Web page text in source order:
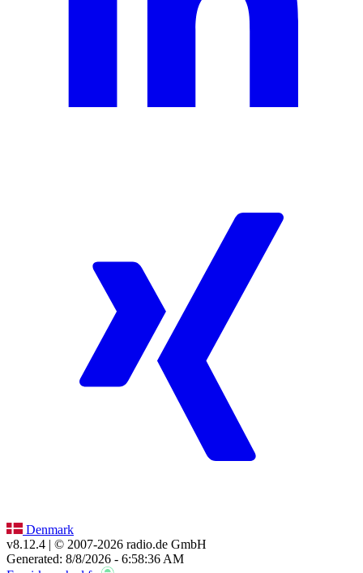
Denmark
v8.12.4 | © 2007-2026 radio.de GmbH
Generated: 8/8/2026 - 6:58:36 AM